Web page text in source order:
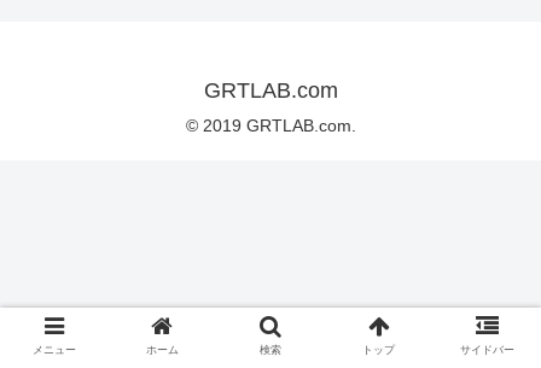
GRTLAB.com
© 2019 GRTLAB.com.
メニュー ホーム 検索 トップ サイドバー